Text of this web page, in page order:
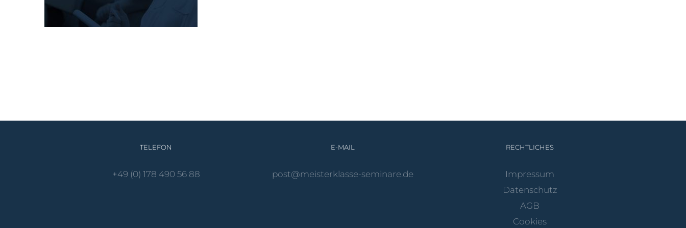
TELEFON
+49 (0) 178 490 56 88
E-MAIL
ed.eranimes-essalkretsiem@tsop
RECHTLICHES
Impressum
Datenschutz
AGB
Cookies